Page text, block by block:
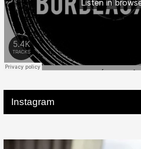
Instagram